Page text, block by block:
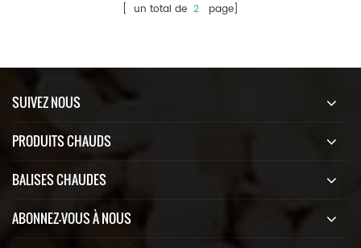
[ un total de 2 page]
SUIVEZ NOUS
PRODUITS CHAUDS
BALISES CHAUDES
ABONNEZ-VOUS À NOUS